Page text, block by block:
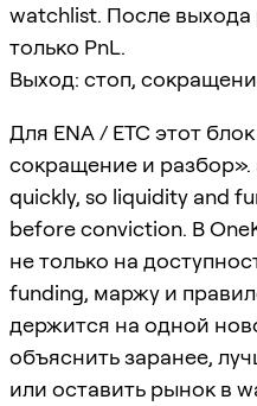
watchlist. После выхода
только PnL.
Выход: стоп,
Для ENA / ETC этот
сокращение и
quickly, so liquidity and
before conviction. В
не только на
funding, маржу и
держится на одной
объяснить заранее,
или оставить рынок в